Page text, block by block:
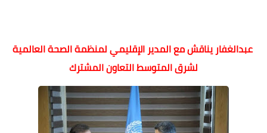
عبدالغفار يناقش مع المدير الإقليمي لمنظمة الصحة العالمية
لشرق المتوسط التعاون المشترك